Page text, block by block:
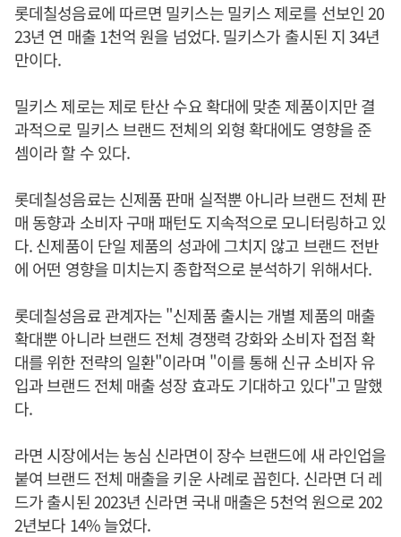
롯데칠성음료에 따르면 밀키스는 밀키스 제로를 선보인 20
23년 연 매출 1천억 원을 넘었다. 밀키스가 출시된 지 34년
만이다.
밀키스 제로는 제로 탄산 수요 확대에 맞춘 제품이지만 결
과적으로 밀키스 브랜드 전체의 외형 확대에도 영향을 준
셈이라 할 수 있다.
롯데칠성음료는 신제품 판매 실적뿐 아니라 브랜드 전체 판
매 동향과 소비자 구매 패턴도 지속적으로 모니터링하고 있
다. 신제품이 단일 제품의 성과에 그치지 않고 브랜드 전반
에 어떤 영향을 미치는지 종합적으로 분석하기 위해서다.
롯데칠성음료 관계자는 "신제품 출시는 개별 제품의 매출
확대뿐 아니라 브랜드 전체 경쟁력 강화와 소비자 접점 확
대를 위한 전략의 일환"이라며 "이를 통해 신규 소비자 유
입과 브랜드 전체 매출 성장 효과도 기대하고 있다"고 말했
다.
라면 시장에서는 농심 신라면이 장수 브랜드에 새 라인업을
붙여 브랜드 전체 매출을 키운 사례로 꼽힌다. 신라면 더 레
드가 출시된 2023년 신라면 국내 매출은 5천억 원으로 202
2년보다 14% 늘었다.